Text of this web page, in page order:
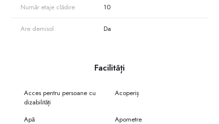
Număr etaje clădire 10
Are demisol Da
Facilități
Acces pentru persoane cu
dizabilități
Acoperiș
Apă
Apometre